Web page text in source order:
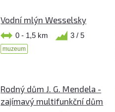
Vodní mlýn Wesselsky
0 - 1,5 km 3 / 5
muzeum
Rodný dům J. G. Mendela -
zajímavý multifunkční dům